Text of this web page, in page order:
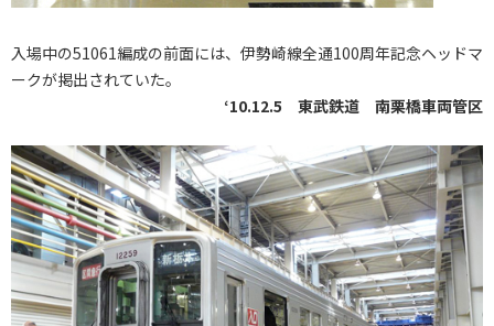
入場中の51061編成の前面には、伊勢崎線全通100周年記念ヘッドマ
ークが掲出されていた。
‘10.12.5 東武鉄道 南栗橋車両管区